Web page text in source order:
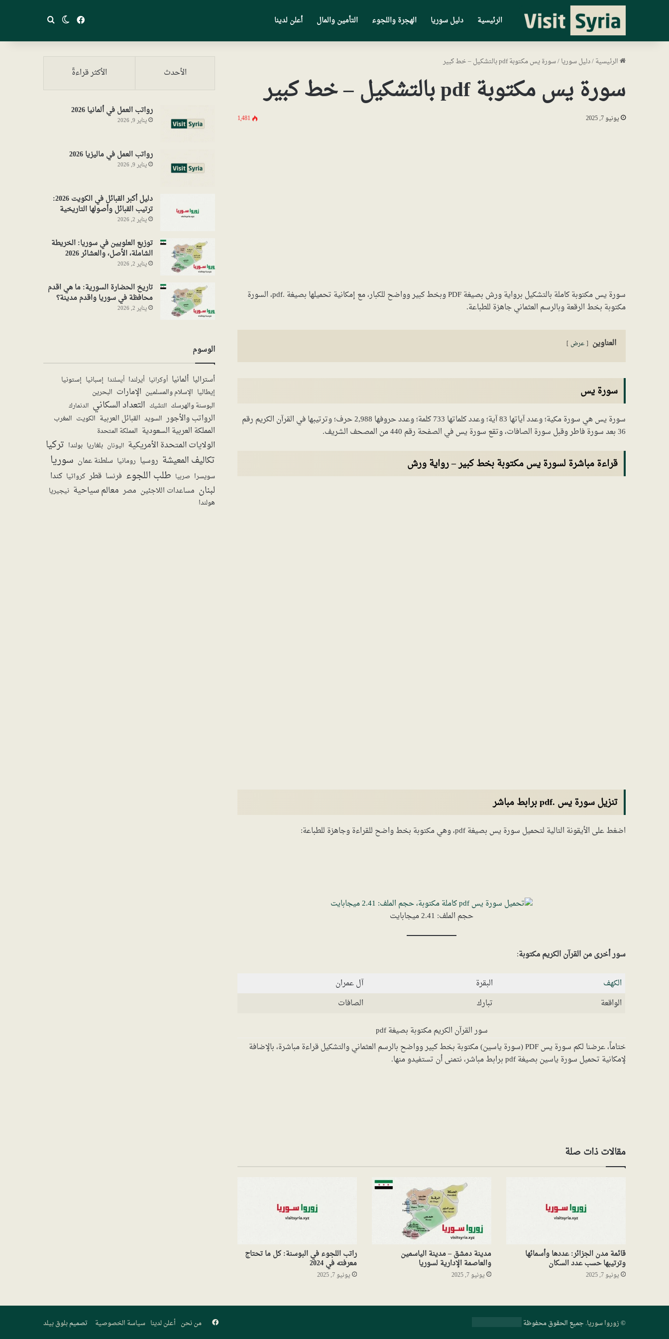
الرئيسية دليل سوريا الهجرة واللجوء التأمين والمال أعلن لدينا فيسبوكالوضع المظلم
بحث عن
الرئيسية/دليل سوريا/سورة يس مكتوبة pdf بالتشكيل – خط كبير
سورة يس مكتوبة pdf بالتشكيل – خط كبير
يونيو 7, 2025 1٬481
سورة يس مكتوبة كاملة بالتشكيل برواية ورش بصيغة PDF وبخط كبير وواضح للكبار، مع إمكانية تحميلها بصيغة .pdf، السورة
مكتوبة بخط الرقعة وبالرسم العثماني جاهزة للطباعة.
العناوين عرض
سورة يس
سورة يس هي سورة مكية؛ وعدد آياتها 83 آية؛ وعدد كلماتها 733 كلمة؛ وعدد حروفها 2,988 حرف؛ وترتيبها في القرآن الكريم رقم
36 بعد سورة فاطر وقبل سورة الصافات، وتقع سورة يس في الصفحة رقم 440 من المصحف الشريف.
قراءة مباشرة لسورة يس مكتوبة بخط كبير – رواية ورش
تنزيل سورة يس .pdf برابط مباشر
اضغط على الأيقونة التالية لتحميل سورة يس بصيغة pdf، وهي مكتوبة بخط واضح للقراءة وجاهزة للطباعة:
حجم الملف: 2.41 ميجابايت
سور أخرى من القرآن الكريم مكتوبة:
الكهف
البقرة
آل عمران
الواقعة
تبارك
الصافات
سور القرآن الكريم مكتوبة بصيغة pdf
ختاماً، عرضنا لكم سورة يس PDF (سورة ياسين) مكتوبة بخط كبير وواضح بالرسم العثماني والتشكيل قراءة مباشرة، بالإضافة
لإمكانية تحميل سورة ياسين بصيغة pdf برابط مباشر، نتمنى أن تستفيدو منها.
مقالات ذات صلة
قائمة مدن الجزائر: عددها وأسمائها
وترتيبها حسب عدد السكان
يونيو 7, 2025
مدينة دمشق – مدينة الياسمين
والعاصمة الإدارية لسوريا
يونيو 7, 2025
راتب اللجوء في البوسنة: كل ما تحتاج
معرفته في 2024
يونيو 7, 2025
الأحدث الأكثر قراءةً
رواتب العمل في ألمانيا 2026
يناير 9, 2026
رواتب العمل في ماليزيا 2026
يناير 9, 2026
دليل أكبر القبائل في الكويت 2026:
ترتيب القبائل وأصولها التاريخية
يناير 2, 2026
توزيع العلويين في سوريا: الخريطة
الشاملة، الأصل، والعشائر 2026
يناير 2, 2026
تاريخ الحضارة السورية: ما هي اقدم
محافظة في سوريا واقدم مدينة؟
يناير 2, 2026
الوسوم
أستراليا ألمانيا أوكرانيا أيرلندا أيسلندا إسبانيا إستونيا
إيطاليا الإسلام والمسلمين الإمارات البحرين
البوسنة والهرسك التشيك التعداد السكاني الدنمارك
الرواتب والأجور السويد القبائل العربية الكويت المغرب
المملكة العربية السعودية المملكة المتحدة
الولايات المتحدة الأمريكية اليونان بلغاريا بولندا تركيا
تكاليف المعيشة روسيا رومانيا سلطنة عمان سوريا
سويسرا صربيا طلب اللجوء فرنسا قطر كرواتيا كندا
لبنان مساعدات اللاجئين مصر معالم سياحية نيجيريا
هولندا
©زوروا سوريا. جميع الحقوق محفوظة تصميمبلوق بيلد من نحن أعلن لدينا سياسة الخصوصية فيسبوك